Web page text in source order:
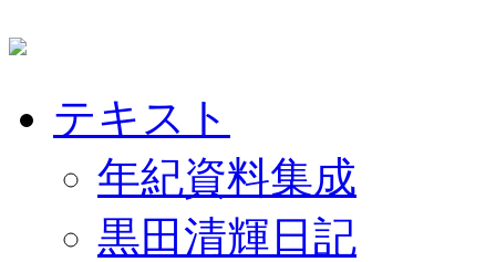
テキスト
年紀資料集成
黒田清輝日記